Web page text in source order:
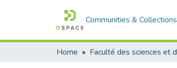
Communities & Collections
Home